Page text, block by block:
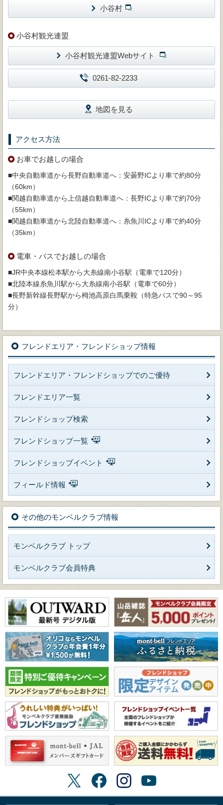
小谷村
小谷村観光連盟
小谷村観光連盟Webサイト
0261-82-2233
地図を見る
アクセス方法
お車でお越しの場合
■中央自動車道から長野自動車道へ：安曇野ICより車で約80分
（60km）
■関越自動車道から上信越自動車道へ：長野ICより車で約70分
（55km）
■関越自動車道から北陸自動車道へ：糸魚川ICより車で約40分
（35km）
電車・バスでお越しの場合
■JR中央本線松本駅から大糸線南小谷駅（電車で120分）
■北陸本線糸魚川駅から大糸線南小谷駅（電車で60分）
■長野新幹線長野駅から栂池高原白馬乗鞍（特急バスで90～95
分）
フレンドエリア・フレンドショップ情報
フレンドエリア・フレンドショップでのご優待
フレンドエリア一覧
フレンドショップ検索
フレンドショップ一覧
フレンドショップイベント
フィールド情報
その他のモンベルクラブ情報
モンベルクラブ トップ
モンベルクラブ会員特典